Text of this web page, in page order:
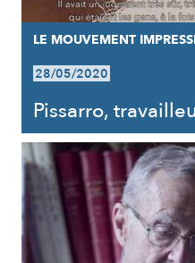
LE MOUVEMENT
28/05/2020
Pissarro,